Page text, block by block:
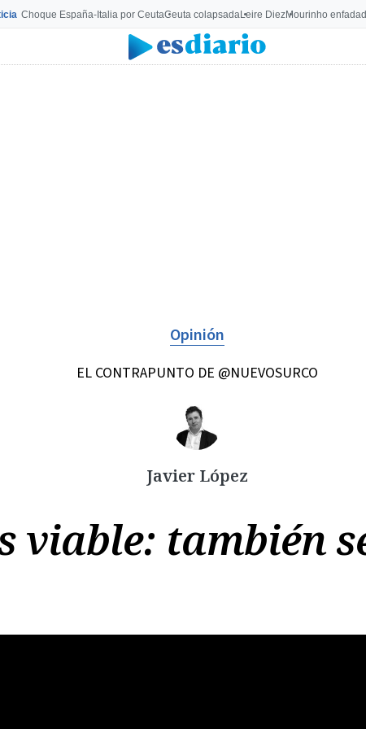
Choque España-Italia por CeutaCeuta colapsadaLeire DiezMourinho
Opinión
EL CONTRAPUNTO DE @NUEVOSURCO
Javier López
viable: también
Copiar